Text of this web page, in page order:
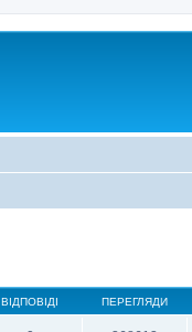
ВІДПОВІДІ ПЕРЕГЛЯДИ